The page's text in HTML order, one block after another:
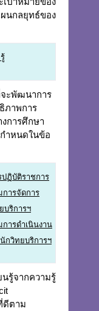
นกลยุทธ์ของ
ะพัฒนาการ
ภาพการ
การศึกษา
ำหนดในข้อ
ปฏิบัติราชการ
การจัดการ
บริการฯ
ารดำเนินงาน
กวิทยบริการฯ
รู้จากความรู้
ดีตาม